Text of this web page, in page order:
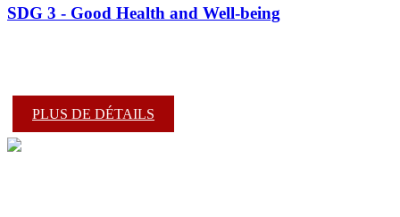
SDG 3 - Good Health and Well-being
PLUS DE DÉTAILS